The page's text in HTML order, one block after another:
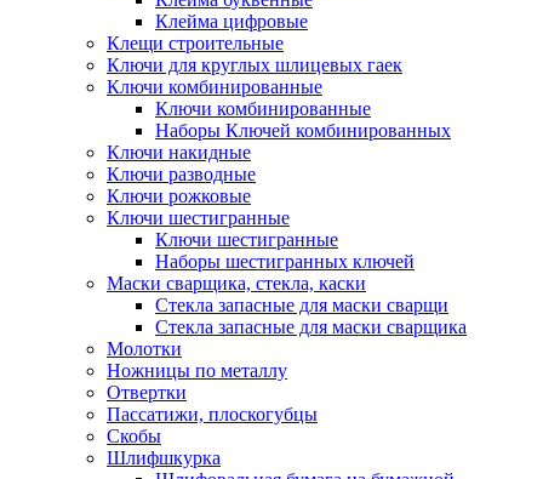
Клейма цифровые
Клещи строительные
Ключи для круглых шлицевых гаек
Ключи комбинированные
Ключи комбинированные
Наборы Ключей комбинированных
Ключи накидные
Ключи разводные
Ключи рожковые
Ключи шестигранные
Ключи шестигранные
Наборы шестигранных ключей
Маски сварщика, стекла, каски
Стекла запасные для маски сварщи
Стекла запасные для маски сварщика
Молотки
Ножницы по металлу
Отвертки
Пассатижи, плоскогубцы
Скобы
Шлифшкурка